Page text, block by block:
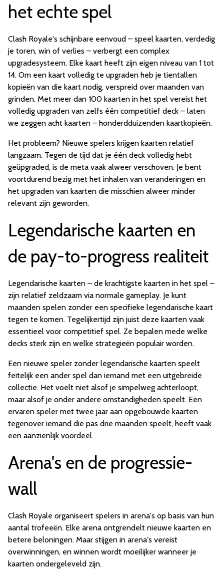
het echte spel
Clash Royale's schijnbare eenvoud – speel kaarten, verdedig
je toren, win of verlies – verbergt een complex
upgradesysteem. Elke kaart heeft zijn eigen niveau van 1 tot
14. Om een kaart volledig te upgraden heb je tientallen
kopieën van die kaart nodig, verspreid over maanden van
grinden. Met meer dan 100 kaarten in het spel vereist het
volledig upgraden van zelfs één competitief deck – laten
we zeggen acht kaarten – honderdduizenden kaartkopieën.
Het probleem? Nieuwe spelers krijgen kaarten relatief
langzaam. Tegen de tijd dat je één deck volledig hebt
geüpgraded, is de meta vaak alweer verschoven. Je bent
voortdurend bezig met het inhalen van veranderingen en
het upgraden van kaarten die misschien alweer minder
relevant zijn geworden.
Legendarische kaarten en
de pay-to-progress realiteit
Legendarische kaarten – de krachtigste kaarten in het spel –
zijn relatief zeldzaam via normale gameplay. Je kunt
maanden spelen zonder een specifieke legendarische kaart
tegen te komen. Tegelijkertijd zijn juist deze kaarten vaak
essentieel voor competitief spel. Ze bepalen mede welke
decks sterk zijn en welke strategieën populair worden.
Een nieuwe speler zonder legendarische kaarten speelt
feitelijk een ander spel dan iemand met een uitgebreide
collectie. Het voelt niet alsof je simpelweg achterloopt,
maar alsof je onder andere omstandigheden speelt. Een
ervaren speler met twee jaar aan opgebouwde kaarten
tegenover iemand die pas drie maanden speelt, heeft vaak
een aanzienlijk voordeel.
Arena's en de progressie-
wall
Clash Royale organiseert spelers in arena's op basis van hun
aantal trofeeën. Elke arena ontgrendelt nieuwe kaarten en
betere beloningen. Maar stijgen in arena's vereist
overwinningen, en winnen wordt moeilijker wanneer je
kaarten ondergeleveld zijn.